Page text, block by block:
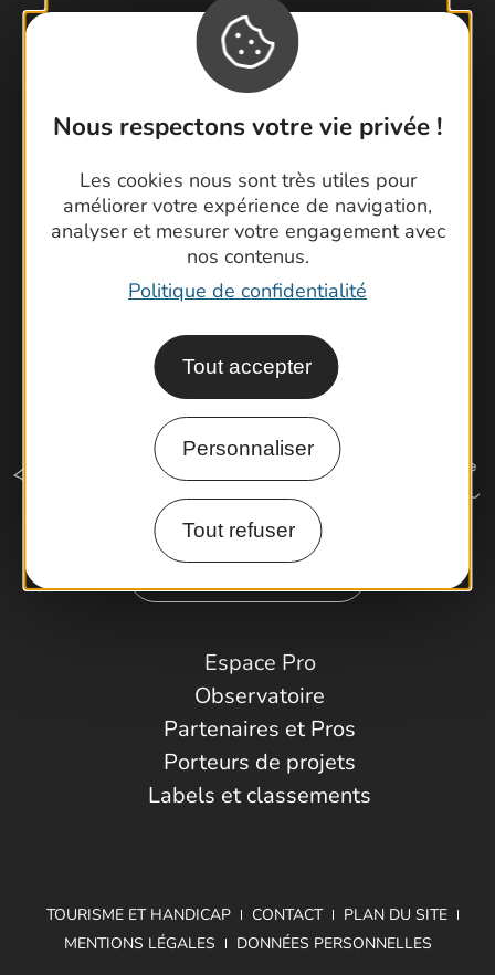
Nous respectons votre vie privée !
Les cookies nous sont très utiles pour
améliorer votre expérience de navigation,
analyser et mesurer votre engagement avec
nos contenus.
Politique de confidentialité
Tout accepter
Personnaliser
Tout refuser
Contactez-nous !
Foire aux questions
Brochures
Cartoguides et Topoguides
Latitude Gard
Espace Pro
Observatoire
Partenaires et Pros
Porteurs de projets
Labels et classements
TOURISME ET HANDICAP CONTACT
PLAN DU SITE
MENTIONS LÉGALES
DONNÉES PERSONNELLES